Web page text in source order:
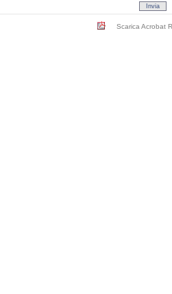
Scarica Acrobat